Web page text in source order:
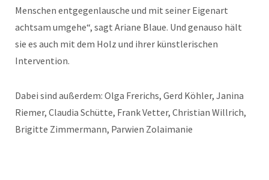
Menschen entgegenlausche und mit seiner Eigenart
achtsam umgehe“, sagt Ariane Blaue. Und genauso hält
sie es auch mit dem Holz und ihrer künstlerischen
Intervention.
Dabei sind außerdem: Olga Frerichs, Gerd Köhler, Janina
Riemer, Claudia Schütte, Frank Vetter, Christian Willrich,
Brigitte Zimmermann, Parwien Zolaimanie